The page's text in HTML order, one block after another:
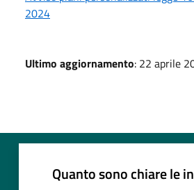
2024
Ultimo aggiornamento: 22 aprile
Quanto sono chiare le